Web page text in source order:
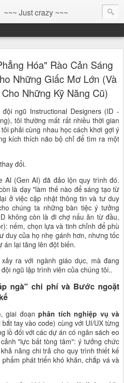
~~~ Just crazy ~~~
Hóa" Rào Cản Sáng
Những Giấc Mơ Lớn (Và
Những Kỹ Năng Cũ)
ngũ Instructional Designers (ID -
tôi thường mất rất nhiều thời gian
phải cùng nhau học cách khơi gợi ý
kích thích não bộ chỉ để tìm ra một
đổi.
AI (Gen AI) đã đảo lộn quy trình đó.
là dạy "làm thế nào để sáng tạo từ
ở việc cập nhật thông tin và tư duy
chúng ta những bàn tiệc ý tưởng
không còn là đi chợ nấu ăn từ đầu,
nếm, chọn lựa và tinh chỉnh để phù
duy của họ nhẹ gánh hơn, nhưng tốc
án lại tăng lên đột biến.
ra với ngành giáo dục, mà đang
ngũ lập trình viên của chúng tôi..
ngà" chi phí và Bước ngoặt
giai đoạnphân tích nghiệp vụ và
bắt tay vào code) cùng với UI/UX từng
lồ đối với các dự án có ngân sách eo
"lực bất tòng tâm": ý tưởng chức
năng chi trả cho quy trình thiết kế
phát triển khó khăn, chắp vá và